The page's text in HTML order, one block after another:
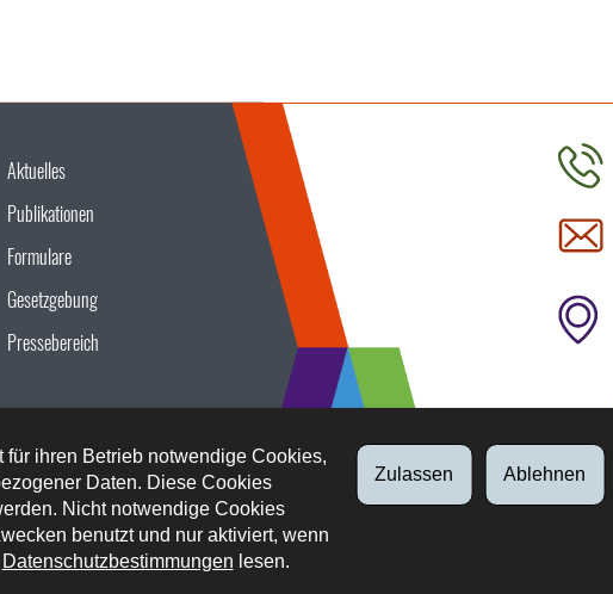
für ihren Betrieb notwendige Cookies,
Daten. Diese Cookies
Nicht notwendige Cookies
benutzt und nur aktiviert, wenn
Datenschutzbestimmungen lesen.
Zulassen Ablehnen
Aktuelles
Publikationen
Formulare
Gesetzgebung
Pressebereich
Sie
uns
Rechtliche Aspekte Datenschutz